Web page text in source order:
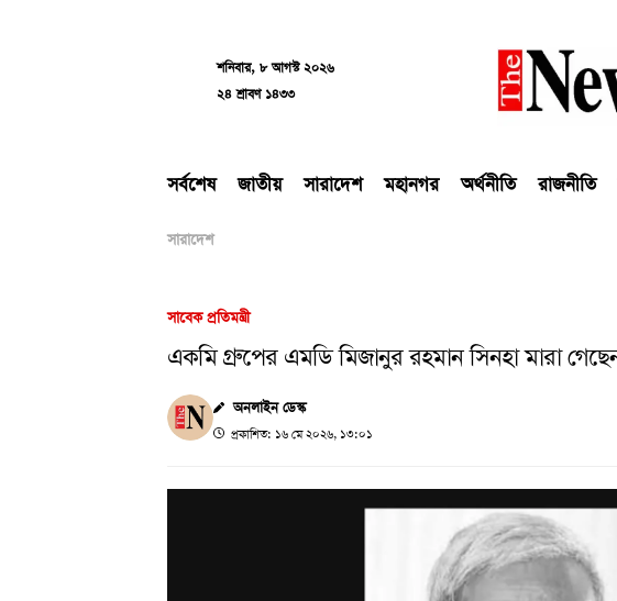
শনিবার, ৮ আগস্ট ২০২৬
২৪ শ্রাবণ ১৪৩৩
সর্বশেষ জাতীয় সারাদেশ মহানগর অর্থনীতি রাজনীতি
সারাদেশ
সাবেক প্রতিমন্ত্রী
একমি গ্রুপের এমডি মিজানুর রহমান সিনহা মারা
অনলাইন ডেস্ক
প্রকাশিত: ১৬ মে ২০২৬, ১৩:০১